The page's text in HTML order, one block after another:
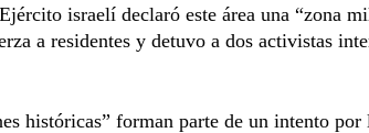
israelí declaró este área una “zona
a residentes y detuvo a dos activistas
históricas” forman parte de un intento por